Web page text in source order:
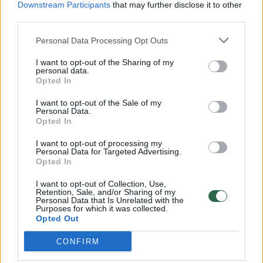
Downstream Participants that may further disclose it to other
Personal Data Processing Opt Outs
I want to opt-out of the Sharing of my
personal data.
Opted In
I want to opt-out of the Sale of my
Personal Data.
Opted In
I want to opt-out of processing my
Personal Data for Targeted Advertising.
Opted In
I want to opt-out of Collection, Use,
Retention, Sale, and/or Sharing of my
Personal Data that Is Unrelated with the
Purposes for which it was collected.
Opted Out
CONFIRM
00:00:57
Savaitės vidurys nusimato karštas: temperatūra kils iki
32 laipsnių šilumos
Žinios | Orai
V. Zalužno pasisakymą laiko bandymu įsitvirtinti
Ukrainos politikoje: jis yra neteisus
savaitę: karščiai atsitrauks
Žinios | Orai